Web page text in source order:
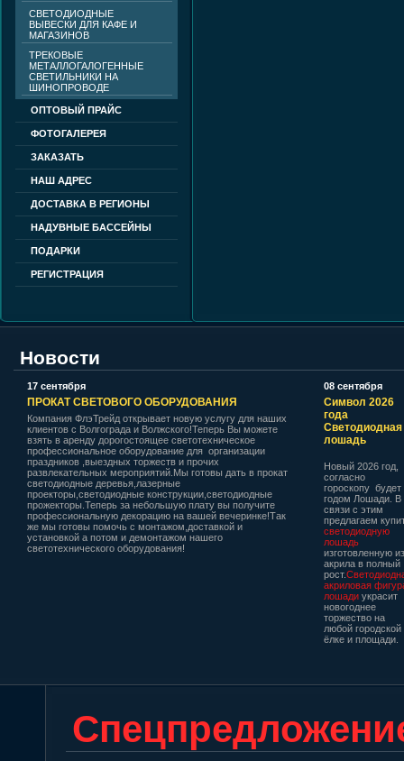
СВЕТОДИОДНЫЕ
ВЫВЕСКИ ДЛЯ КАФЕ И
МАГАЗИНОВ
ТРЕКОВЫЕ
МЕТАЛЛОГАЛОГЕННЫЕ
СВЕТИЛЬНИКИ НА
ШИНОПРОВОДЕ
ОПТОВЫЙ ПРАЙС
ФОТОГАЛЕРЕЯ
ЗАКАЗАТЬ
НАШ АДРЕС
ДОСТАВКА В РЕГИОНЫ
НАДУВНЫЕ БАССЕЙНЫ
ПОДАРКИ
РЕГИСТРАЦИЯ
Новости
17 сентября
ПРОКАТ СВЕТОВОГО ОБОРУДОВАНИЯ
Компания ФлэТрейд открывает новую услугу для наших
клиентов с Волгограда и Волжского!Теперь Вы можете
взять в аренду дорогостоящее светотехническое
профессиональное оборудование для организации
праздников ,выездных торжеств и прочих
развлекательных мероприятий.Мы готовы дать в прокат
светодиодные деревья,лазерные
проекторы,светодиодные конструкции,светодиодные
прожекторы.Теперь за небольшую плату вы получите
профессиональную декорацию на вашей вечеринке!Так
же мы готовы помочь с монтажом,доставкой и
установкой а потом и демонтажом нашего
светотехнического оборудования!
08 сентября
Символ 2026
года
Светодиодная
лошадь
Новый 2026 год,
согласно
гороскопу будет
годом Лошади. В
связи с этим
предлагаем
светодиодную
лошадь
изготовленную из
акрила в полный
рост.
акриловая
лошади украсит
новогоднее
торжество на
любой городской
ёлке и площади.